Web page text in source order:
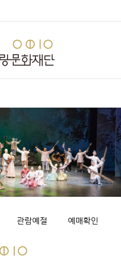
관람예절 예매확인